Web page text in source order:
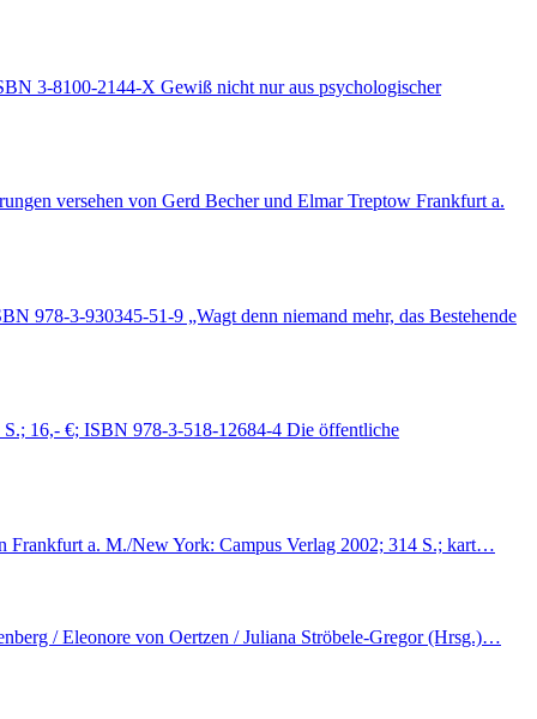
3-8100-2144-X Gewiß nicht nur aus psychologischer
versehen von Gerd Becher und Elmar Treptow Frankfurt a.
978-3-930345-51-9 „Wagt denn niemand mehr, das Bestehende
16,- €; ISBN 978-3-518-12684-4 Die öffentliche
Frankfurt a. M./New York: Campus Verlag 2002; 314 S.; kart…
/ Eleonore von Oertzen / Juliana Ströbele-Gregor (Hrsg.)…